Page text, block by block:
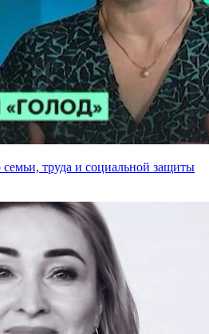
труда и социальной защиты